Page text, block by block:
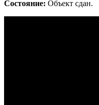
Состояние: Объект сдан.